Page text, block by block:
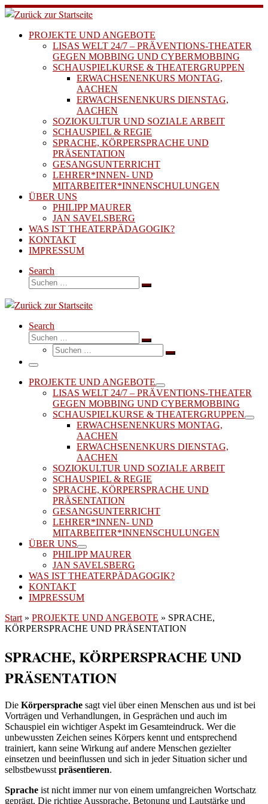
Zum
Inhalt
springenPROJEKTE UND ANGEBOTE
LISAS WELT 24/7 – PRÄVENTIONS-THEATER
GEGEN MOBBING UND CYBERMOBBING
SCHAUSPIELKURSE & THEATERGRUPPEN
ERWACHSENENKURS MONTAG,
AACHEN
ERWACHSENENKURS DIENSTAG,
AACHEN
SOZIOKULTUR UND SOZIALE ARBEIT
SCHAUSPIEL & REGIE
SPRACHE, KÖRPERSPRACHE UND
PRÄSENTATION
GESANGSUNTERRICHT
LEHRER*INNEN- UND
MITARBEITER*INNENSCHULUNGEN
ÜBER UNS
PHILIPP MAURER
JAN SAVELSBERG
WAS IST THEATERPÄDAGOGIK?
KONTAKT
IMPRESSUM
Search
Suche
Suchen …
Search
Suche
Suchen …
Suche
Suchen …
Menü
PROJEKTE UND ANGEBOTE
LISAS WELT 24/7 – PRÄVENTIONS-THEATER
GEGEN MOBBING UND CYBERMOBBING
SCHAUSPIELKURSE & THEATERGRUPPEN
ERWACHSENENKURS MONTAG,
AACHEN
ERWACHSENENKURS DIENSTAG,
AACHEN
SOZIOKULTUR UND SOZIALE ARBEIT
SCHAUSPIEL & REGIE
SPRACHE, KÖRPERSPRACHE UND
PRÄSENTATION
GESANGSUNTERRICHT
LEHRER*INNEN- UND
MITARBEITER*INNENSCHULUNGEN
ÜBER UNS
PHILIPP MAURER
JAN SAVELSBERG
WAS IST THEATERPÄDAGOGIK?
KONTAKT
IMPRESSUM
Start » PROJEKTE UND ANGEBOTE » SPRACHE,
KÖRPERSPRACHE UND PRÄSENTATION
SPRACHE, KÖRPERSPRACHE UND
PRÄSENTATION
Die Körpersprache sagt viel über einen Menschen aus und ist bei
Vorträgen und Verhandlungen, in Gesprächen und auch im
Schauspiel ein wichtiger Aspekt im Gesamteindruck. Wer die
unbewussten Zeichen seines Körpers kennt und entsprechend
trainiert, kann seine Wirkung auf andere Menschen gezielter
einsetzen und beeinflussen und sich in jeder Situation sicher und
selbstbewusst präsentieren.
Sprache ist nicht immer nur von einem umfangreichen Wortschatz
geprägt. Die richtige Aussprache, Betonung und Lautstärke und